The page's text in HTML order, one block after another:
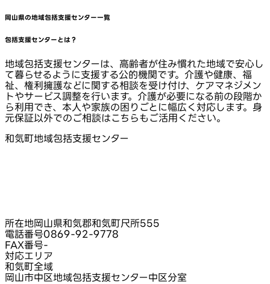
岡山県の地域包括支援センター一覧
包括支援センターとは？
地域包括支援センターは、高齢者が住み慣れた地域で安心し
て暮らせるように支援する公的機関です。介護や健康、福
祉、権利擁護などに関する相談を受け付け、ケアマネジメン
トやサービス調整を行います。介護が必要になる前の段階か
ら利用でき、本人や家族の困りごとに幅広く対応します。身
元保証以外でのご相談はこちらもご活用ください。
和気町地域包括支援センター
所在地岡山県和気郡和気町尺所555
電話番号0869-92-9778
FAX番号-
対応エリア
和気町全域
岡山市中区地域包括支援センター中区分室